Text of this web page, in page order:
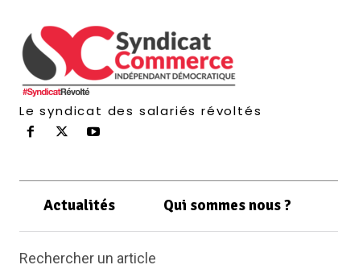
Le syndicat des salariés révoltés
Actualités Qui sommes nous ?
Rechercher un article